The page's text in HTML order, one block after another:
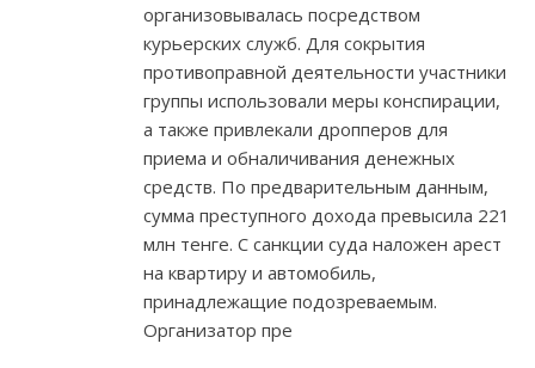
организовывалась посредством
курьерских служб. Для сокрытия
противоправной деятельности участники
группы использовали меры конспирации,
а также привлекали дропперов для
приема и обналичивания денежных
средств. По предварительным данным,
сумма преступного дохода превысила 221
млн тенге. С санкции суда наложен арест
на квартиру и автомобиль,
принадлежащие подозреваемым.
Организатор пре